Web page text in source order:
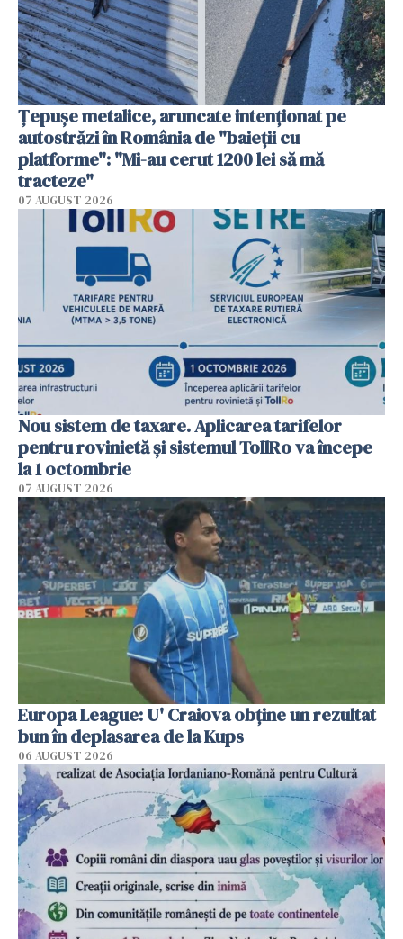
Țepușe metalice, aruncate intenționat pe
autostrăzi în România de "baieții cu
platforme": "Mi-au cerut 1200 lei să mă
tracteze"
07 AUGUST 2026
Nou sistem de taxare. Aplicarea tarifelor
pentru rovinietă şi sistemul TollRo va începe
la 1 octombrie
07 AUGUST 2026
Europa League: U' Craiova obține un rezultat
bun în deplasarea de la Kups
06 AUGUST 2026